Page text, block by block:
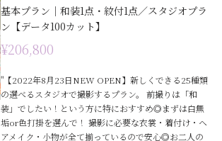
基本プラン｜和装1点・紋付1点／スタジオプラ
ン【データ100カット】
¥206,800
"【2022年8月23日NEW OPEN】新しくできる25種類
の選べるスタジオで撮影するプラン。 前撮りは「和
装」でしたい！という方に特におすすめ◎まずは白無
垢or色打掛を選んで！ 撮影に必要な衣裳・着付け・ヘ
アメイク・小物が全て揃っているので安心◎お二人の